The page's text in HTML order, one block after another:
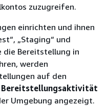
zuzugreifen.
einrichten und ihnen
„Staging“ und
die Bereitstellung in
werden
auf den
Bereitstellungsaktivität
Umgebung angezeigt.